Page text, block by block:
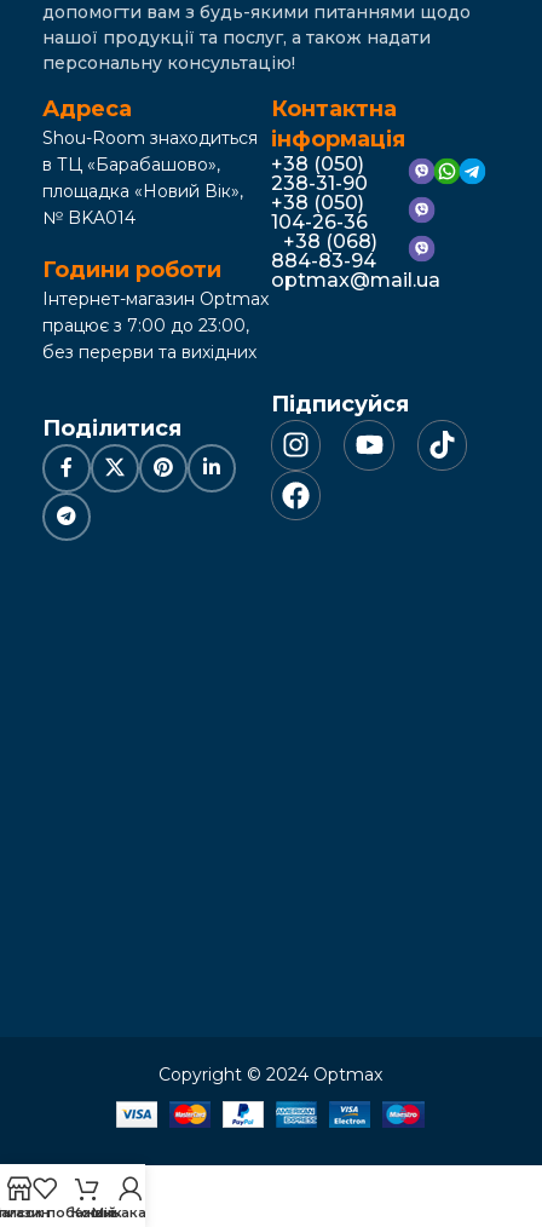
допомогти вам з будь-якими питаннями щодо
нашої продукції та послуг, а також надати
персональну консультацію!
Адреса
Shou-Room знаходиться
в ТЦ «Барабашово»,
площадка «Новий Вік»,
№ BKA014
Години роботи
Інтернет-магазин Optmax
працює з 7:00 до 23:00,
без перерви та вихідних
Контактна
інформація
+38 (050)
238-31-90
+38 (050)
104-26-36
+38 (068)
884-83-94
optmax@mail.ua
Поділитися
Підписуйся
Copyright © 2024 Optmax
побажань
Кошик
Мій акаунт